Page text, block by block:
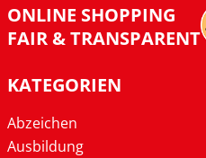
ONLINE SHOPPING
FAIR & TRANSPARENT
KATEGORIEN
Abzeichen
Ausbildung